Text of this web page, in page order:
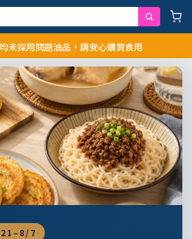
問題油品，請安心購買食用
7